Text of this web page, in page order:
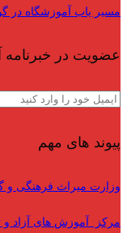
مسیر یاب آموزشگاه در
عضویت در خبرنامه
پیوند های مهم
وزارت میراث فرهنگی و
مرکز آموزش های آزاد